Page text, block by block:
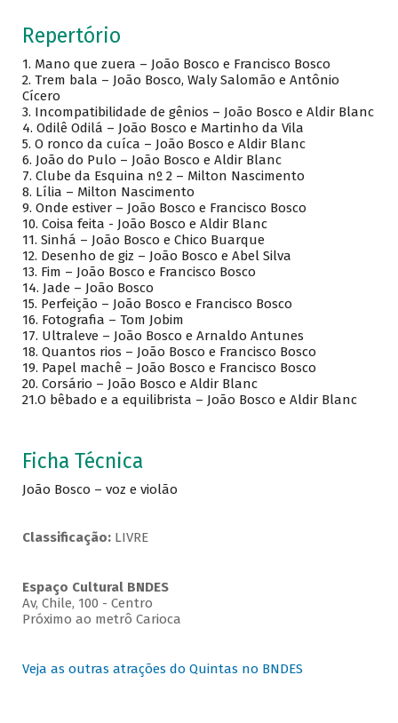
Repertório
1. Mano que zuera – João Bosco e Francisco Bosco
2. Trem bala – João Bosco, Waly Salomão e Antônio
Cícero
3. Incompatibilidade de gênios – João Bosco e Aldir Blanc
4. Odilê Odilá – João Bosco e Martinho da Vila
5. O ronco da cuíca – João Bosco e Aldir Blanc
6. João do Pulo – João Bosco e Aldir Blanc
7. Clube da Esquina nº 2 – Milton Nascimento
8. Lília – Milton Nascimento
9. Onde estiver – João Bosco e Francisco Bosco
10. Coisa feita - João Bosco e Aldir Blanc
11. Sinhá – João Bosco e Chico Buarque
12. Desenho de giz – João Bosco e Abel Silva
13. Fim – João Bosco e Francisco Bosco
14. Jade – João Bosco
15. Perfeição – João Bosco e Francisco Bosco
16. Fotografia – Tom Jobim
17. Ultraleve – João Bosco e Arnaldo Antunes
18. Quantos rios – João Bosco e Francisco Bosco
19. Papel machê – João Bosco e Francisco Bosco
20. Corsário – João Bosco e Aldir Blanc
21.O bêbado e a equilibrista – João Bosco e Aldir Blanc
Ficha Técnica
João Bosco – voz e violão
Classificação: LIVRE
Espaço Cultural BNDES
Av, Chile, 100 - Centro
Próximo ao metrô Carioca
Veja as outras atrações do Quintas no BNDES